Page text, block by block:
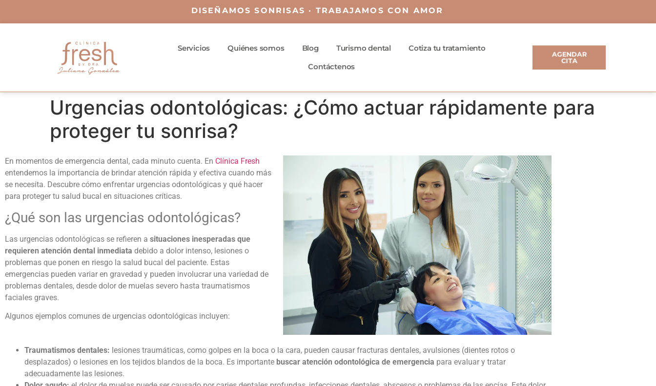
DISEÑAMOS SONRISAS · TRABAJAMOS CON AMOR
Servicios Quiénes somos Blog Turismo dental
Cotiza tu tratamiento
Contáctenos
AGENDAR
CITA
Urgencias odontológicas: ¿Cómo actuar rápidamente para
proteger tu sonrisa?
En momentos de emergencia dental , cada minuto cuenta. En Clínica Fresh
entendemos la importancia de brindar atención rápida y efectiva cuando más
se necesita. Descubre cómo enfrentar urgencias odontológicas y qué hacer
para proteger tu salud bucal en situaciones críticas.
¿Qué son las urgencias odontológicas?
Las urgencias odontológicas se refieren a situaciones inesperadas que
requieren atención dental inmediata debido a dolor intenso, lesiones o
problemas que ponen en riesgo la salud bucal del paciente. Estas
emergencias pueden variar en gravedad y pueden involucrar una variedad de
problemas dentales, desde dolor de muelas severo hasta traumatismos
faciales graves.
Algunos ejemplos comunes de urgencias odontológicas incluyen:
Traumatismos dentales: lesiones traumáticas, como golpes en la boca o la cara, pueden causar fracturas dentales, avulsiones (dientes rotos o
desplazados) o lesiones en los tejidos blandos de la boca. Es importante buscar atención odontológica de emergencia para evaluar y tratar
adecuadamente las lesiones.